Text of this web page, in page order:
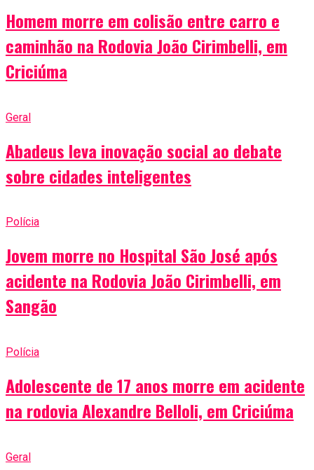
Homem morre em colisão entre carro e
caminhão na Rodovia João Cirimbelli, em
Criciúma
Geral
Abadeus leva inovação social ao debate
sobre cidades inteligentes
Polícia
Jovem morre no Hospital São José após
acidente na Rodovia João Cirimbelli, em
Sangão
Polícia
Adolescente de 17 anos morre em acidente
na rodovia Alexandre Belloli, em Criciúma
Geral